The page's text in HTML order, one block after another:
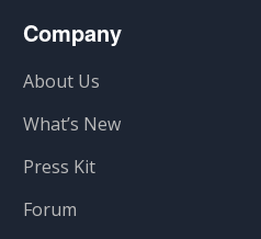
Company
About Us
What’s New
Press Kit
Forum